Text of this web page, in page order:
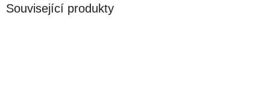
Související produkty